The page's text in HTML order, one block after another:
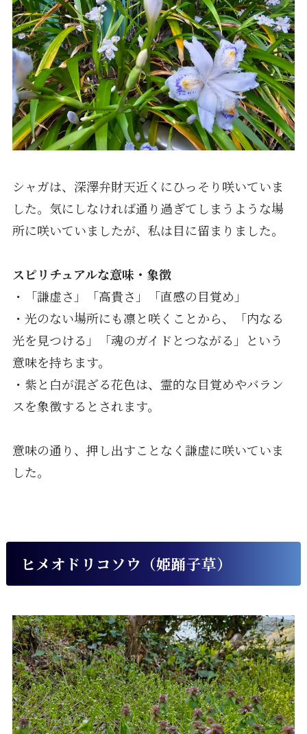
シャガは、深澤弁財天近くにひっそり咲いていま
した。気にしなければ通り過ぎてしまうような場
所に咲いていましたが、私は目に留まりました。
スピリチュアルな意味・象徴
・「謙虚さ」「高貴さ」「直感の目覚め」
・光のない場所にも凛と咲くことから、「内なる
光を見つける」「魂のガイドとつながる」という
意味を持ちます。
・紫と白が混ざる花色は、霊的な目覚めやバラン
スを象徴するとされます。
意味の通り、押し出すことなく謙虚に咲いていま
した。
ヒメオドリコソウ（姫踊子草）